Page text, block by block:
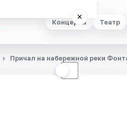
Концерты Театр
×
☾
Причал на набережной реки